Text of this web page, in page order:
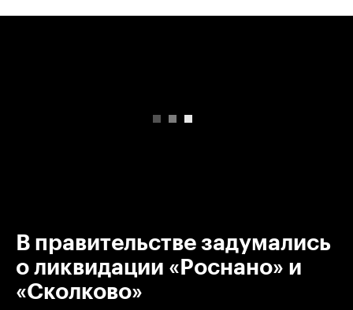
В правительстве задумались
о ликвидации «Роснано» и
«Сколково»